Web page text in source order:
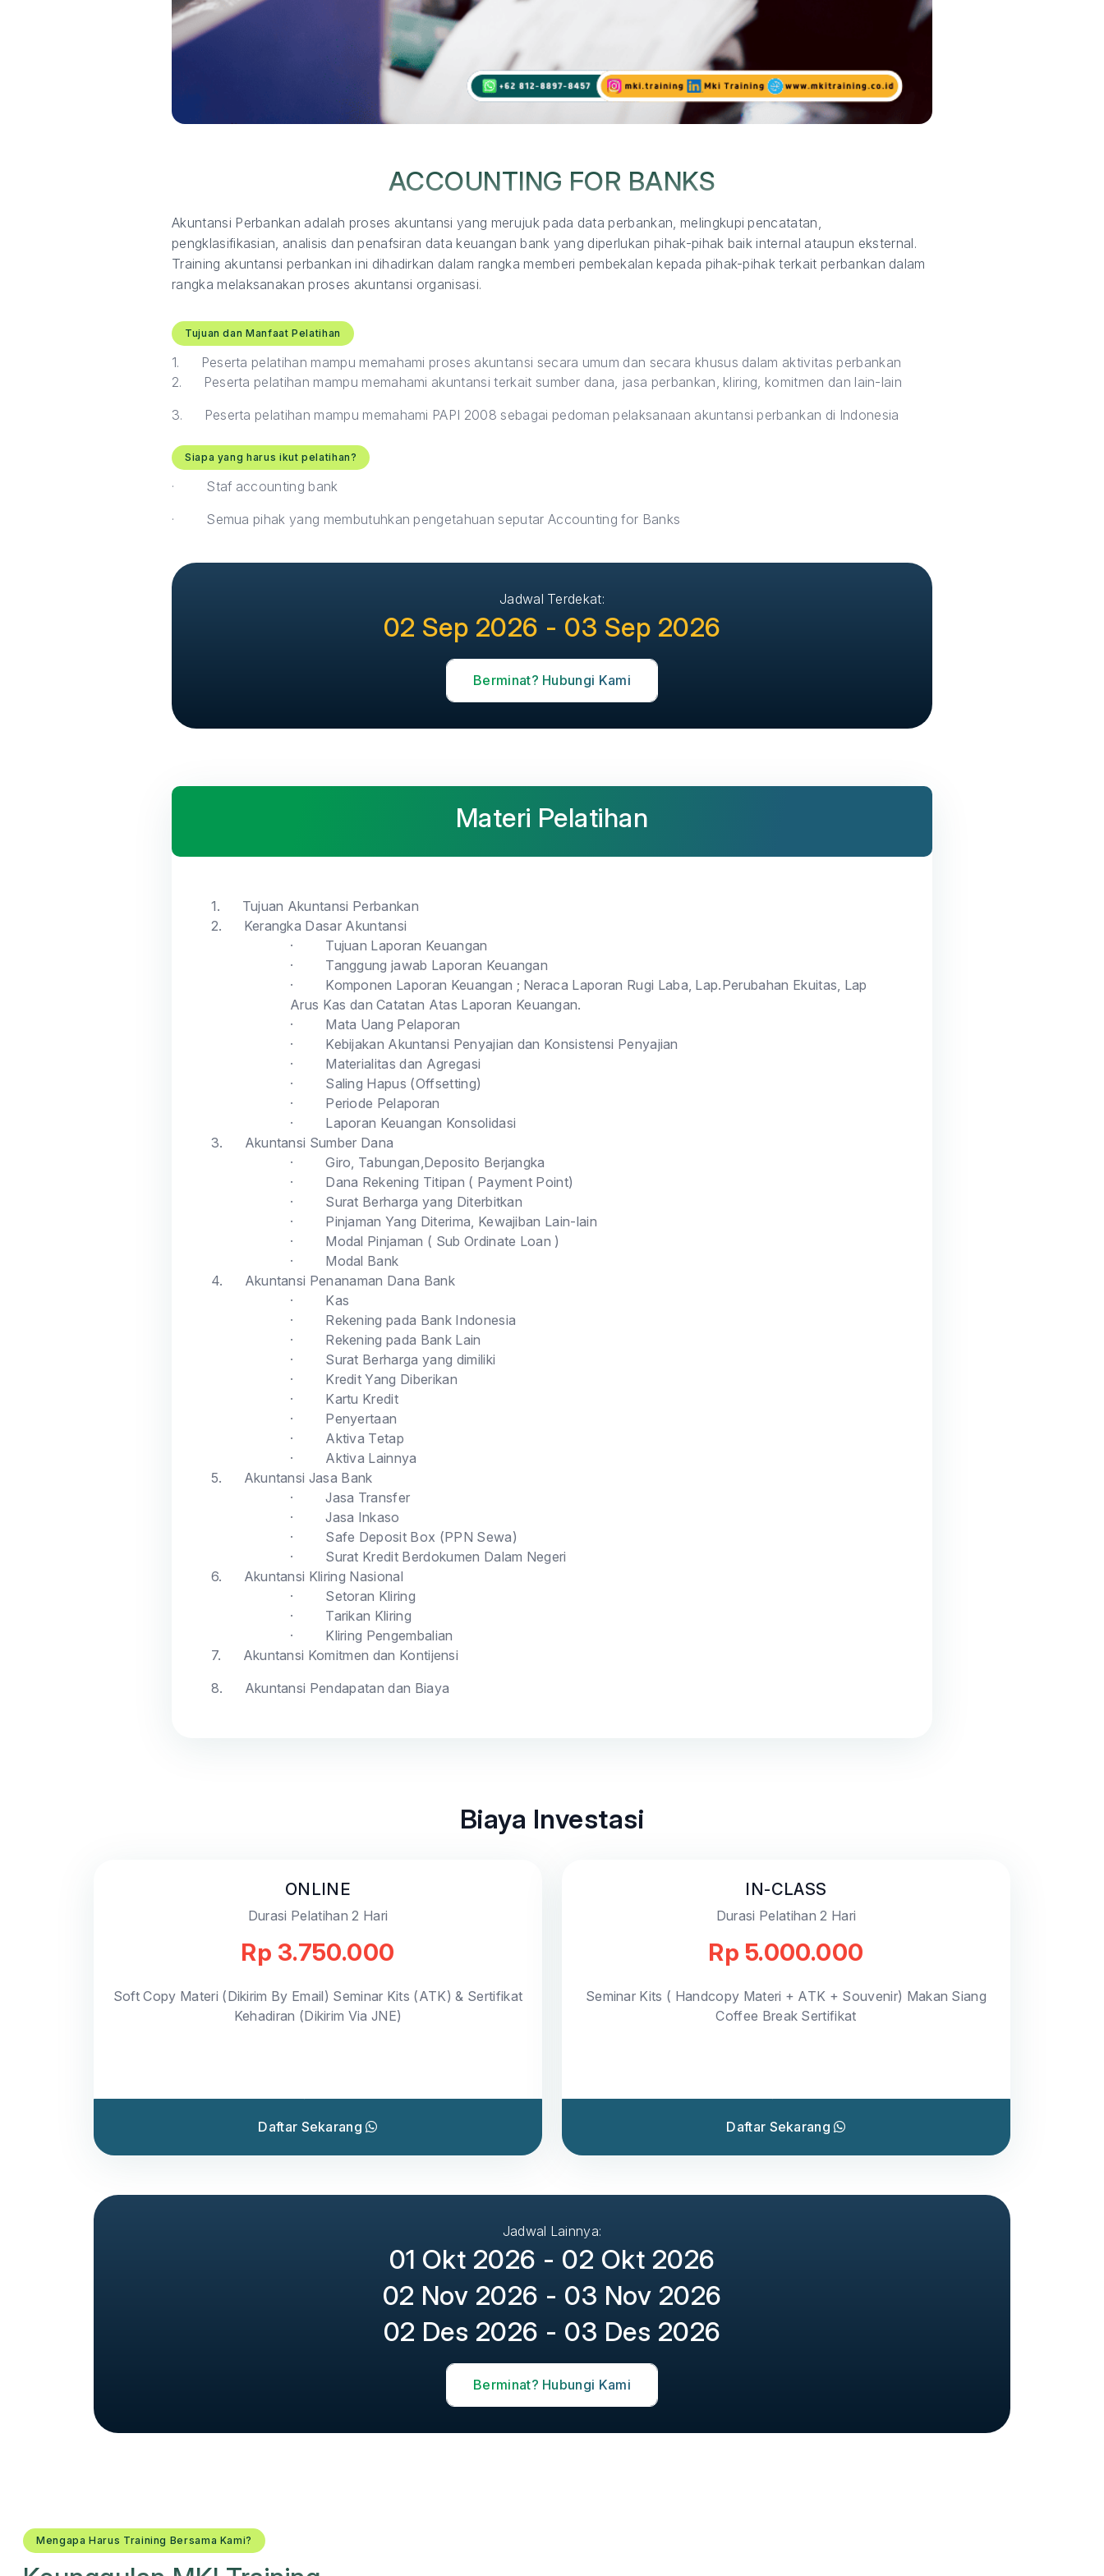
ACCOUNTING FOR BANKS
Akuntansi Perbankan adalah proses akuntansi yang merujuk pada data perbankan, melingkupi pencatatan,
pengklasifikasian, analisis dan penafsiran data keuangan bank yang diperlukan pihak-pihak baik internal ataupun eksternal.
Training akuntansi perbankan ini dihadirkan dalam rangka memberi pembekalan kepada pihak-pihak terkait perbankan dalam
rangka melaksanakan proses akuntansi organisasi.
Tujuan dan Manfaat Pelatihan
1.
Peserta pelatihan mampu memahami proses akuntansi secara umum dan secara khusus dalam aktivitas perbankan
2.
Peserta pelatihan mampu memahami akuntansi terkait sumber dana, jasa perbankan, kliring, komitmen dan lain-lain
3.
Peserta pelatihan mampu memahami PAPI 2008 sebagai pedoman pelaksanaan akuntansi perbankan di Indonesia
Siapa yang harus ikut pelatihan?
·
Staf accounting bank
·
Semua pihak yang membutuhkan pengetahuan seputar Accounting for Banks
Jadwal Terdekat:
02 Sep 2026 - 03 Sep 2026
Berminat? Hubungi Kami
Materi Pelatihan
1.
Tujuan Akuntansi Perbankan
2.
Kerangka Dasar Akuntansi
·
Tujuan Laporan Keuangan
·
Tanggung jawab Laporan Keuangan
·
Komponen Laporan Keuangan ; Neraca Laporan Rugi Laba, Lap.Perubahan Ekuitas, Lap
Arus Kas dan Catatan Atas Laporan Keuangan.
·
Mata Uang Pelaporan
·
Kebijakan Akuntansi Penyajian dan Konsistensi Penyajian
·
Materialitas dan Agregasi
·
Saling Hapus (Offsetting)
·
Periode Pelaporan
·
Laporan Keuangan Konsolidasi
3.
Akuntansi Sumber Dana
·
Giro, Tabungan,Deposito Berjangka
·
Dana Rekening Titipan ( Payment Point)
·
Surat Berharga yang Diterbitkan
·
Pinjaman Yang Diterima, Kewajiban Lain-lain
·
Modal Pinjaman ( Sub Ordinate Loan )
·
Modal Bank
4.
Akuntansi Penanaman Dana Bank
·
Kas
·
Rekening pada Bank Indonesia
·
Rekening pada Bank Lain
·
Surat Berharga yang dimiliki
·
Kredit Yang Diberikan
·
Kartu Kredit
·
Penyertaan
·
Aktiva Tetap
·
Aktiva Lainnya
5.
Akuntansi Jasa Bank
·
Jasa Transfer
·
Jasa Inkaso
·
Safe Deposit Box (PPN Sewa)
·
Surat Kredit Berdokumen Dalam Negeri
6.
Akuntansi Kliring Nasional
·
Setoran Kliring
·
Tarikan Kliring
·
Kliring Pengembalian
7.
Akuntansi Komitmen dan Kontijensi
8.
Akuntansi Pendapatan dan Biaya
Biaya Investasi
ONLINE
Durasi Pelatihan 2 Hari
Rp 3.750.000
Soft Copy Materi (Dikirim By Email) Seminar Kits (ATK) & Sertifikat
Kehadiran (Dikirim Via JNE)
Daftar Sekarang
IN-CLASS
Durasi Pelatihan 2 Hari
Rp 5.000.000
Seminar Kits ( Handcopy Materi + ATK + Souvenir) Makan Siang
Coffee Break Sertifikat
Daftar Sekarang
Jadwal Lainnya:
01 Okt 2026 - 02 Okt 2026
02 Nov 2026 - 03 Nov 2026
02 Des 2026 - 03 Des 2026
Berminat? Hubungi Kami
Mengapa Harus Training Bersama Kami?